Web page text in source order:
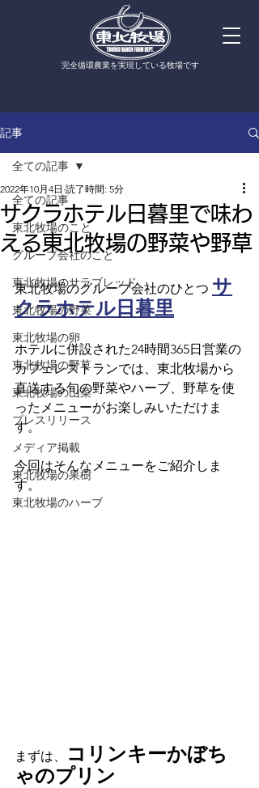
​完全循環農業を実現している牧場です
記事
全ての記事
東北牧場のこと
グループ会社のこと
東北牧場のサラブレッド
東北牧場の野菜
東北牧場の卵
東北牧場の野草
東北牧場の山菜
プレスリリース
メディア掲載
東北牧場の果樹
東北牧場のハーブ
全ての記事
サクラホテル日暮里で味わ
える東北牧場の野菜や野草
2022年10月4日 読了時間: 5分
東北牧場のグループ会社のひとつ サ
クラホテル日暮里
ホテルに併設された24時間365日営業の
カフェレストランでは、東北牧場から
直送する旬の野菜やハーブ、野草を使
ったメニューがお楽しみいただけま
す。
今回はそんなメニューをご紹介しま
す。
まずは、
コリンキーかぼち
ゃのプリン